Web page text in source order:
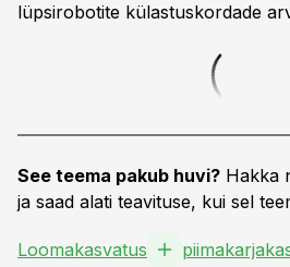
lüpsirobotite külastuskordade
See teema pakub huvi? Hakka
ja saad alati teavituse, kui sel
Loomakasvatus